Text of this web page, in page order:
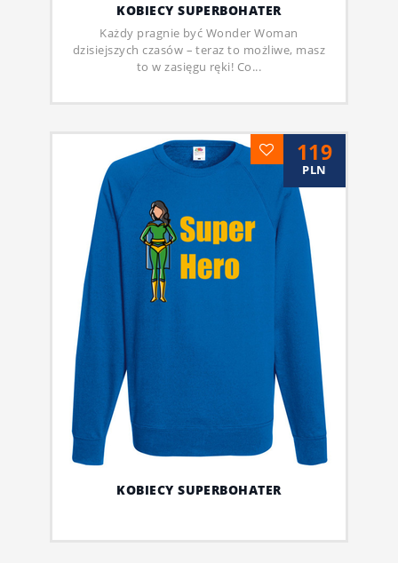
KOBIECY SUPERBOHATER
Każdy pragnie być Wonder Woman
dzisiejszych czasów – teraz to możliwe, masz
to w zasięgu ręki! Co...
119
PLN
KOBIECY SUPERBOHATER